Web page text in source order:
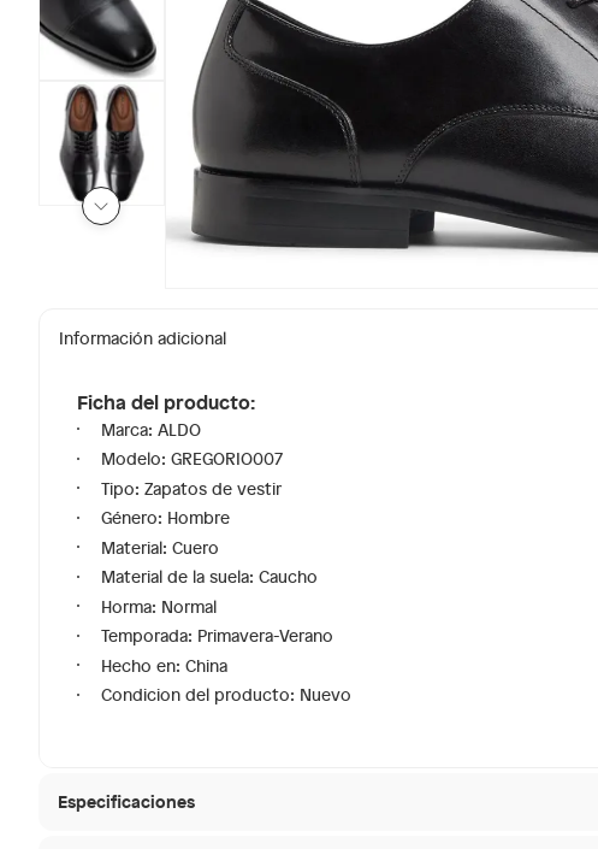
Información adicional
Ficha del producto:
Marca: ALDO
Modelo: GREGORIO007
Tipo: Zapatos de vestir
Género: Hombre
Material: Cuero
Material de la suela: Caucho
Horma: Normal
Temporada: Primavera-Verano
Hecho en: China
Condicion del producto: Nuevo
Especificaciones